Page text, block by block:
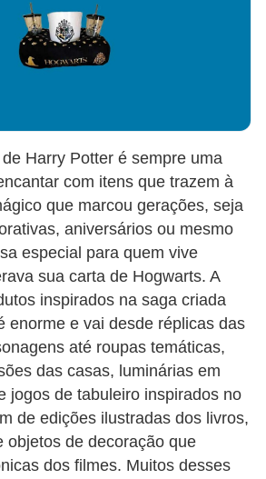
Harry Potter é sempre uma
com itens que trazem à
que marcou gerações, seja
aniversários ou mesmo
especial para quem vive
sua carta de Hogwarts. A
inspirados na saga criada
enorme e vai desde réplicas das
até roupas temáticas,
das casas, luminárias em
jogos de tabuleiro inspirados no
de edições ilustradas dos livros,
objetos de decoração que
dos filmes. Muitos desses